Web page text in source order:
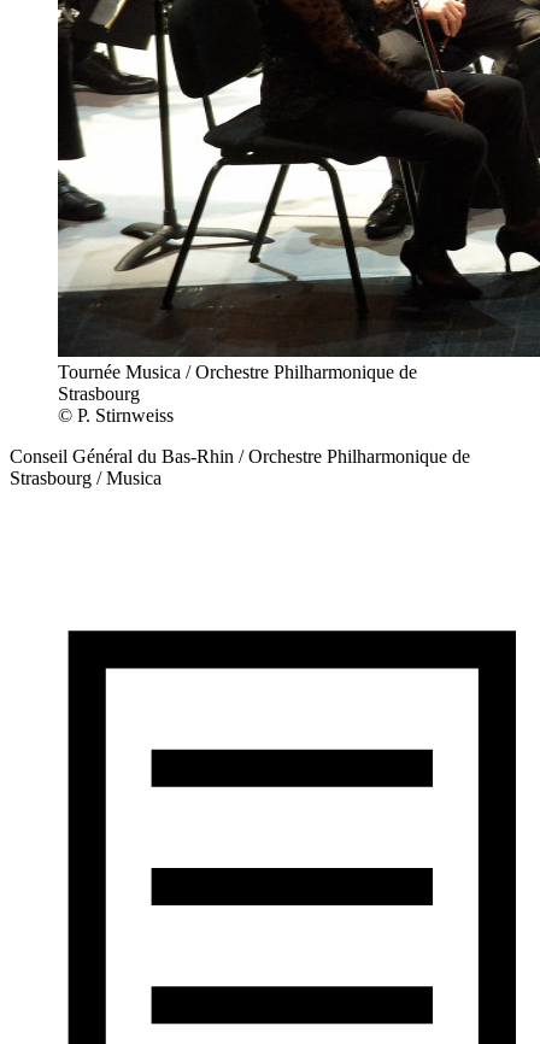
Tournée Musica / Orchestre Philharmonique de
Strasbourg
© P. Stirnweiss
Conseil Général du Bas-Rhin / Orchestre Philharmonique de
Strasbourg / Musica